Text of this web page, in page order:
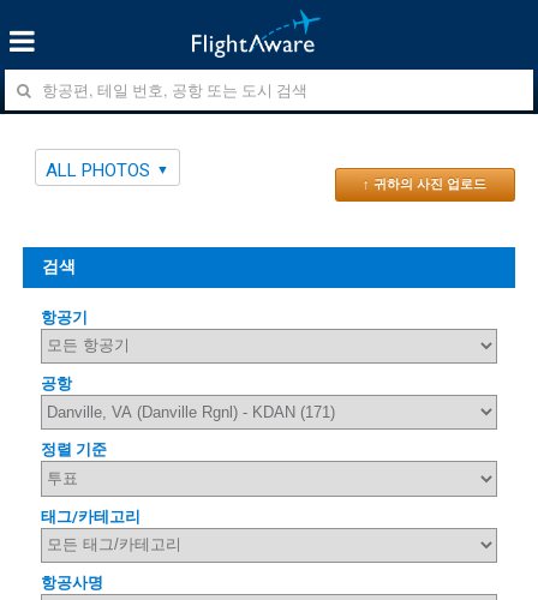
ALL PHOTOS
↑ 귀하의 사진 업로드
검색
항공기
공항
정렬 기준
태그/카테고리
항공사명